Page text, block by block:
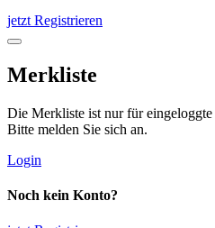
jetzt Registrieren
Merkliste
Die Merkliste ist nur für eingeloggte
Bitte melden Sie sich an.
Login
Noch kein Konto?